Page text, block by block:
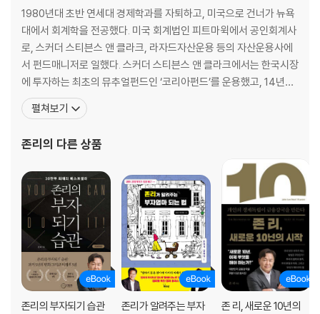
집중하라 | 한국 여성이 변하면 한국 경제가 발전한다 | 정신적인 종속에서
벗어나려면 경제적인 독립을 하라
2장 부자란 무엇인가
경제적 독립은 왜 해야 하는가 | 다르게 생각해야 금융문맹에서 벗어날 수
“이번 생은 글렀어요” | ‘그들만의 리그’가 아니다 | 돈은 죽어서 가져가는
게 아니다?
‘부자’라는 개념
나쁜 부자 vs 좋은 부자 | 좋은 부자가 되는 법을 배우자 | 돈으로부터 자유
로운 사람 = 행복한 부자
‘부자’가 되어야 하는 나만의 이유
1980년대 초반 연세대 경제학과를 자퇴하고, 미국으로 건너가 뉴욕
대에서 회계학을 전공했다. 미국 회계법인 피트마윅에서 공인회계사
로, 스커더 스티븐스 앤 클라크, 라자드자산운용 등의 자산운용사에
서 펀드매니저로 일했다. 스커더 스티븐스 앤 클라크에서는 한국시장
에 투자하는 최초의 뮤추얼펀드인 ‘코리아펀드’를 운용했고, 14년간
연평균 24%의 수익률을 기록했다. 이 펀드의 성공으로 월가의 스타
펀드매니저로 명성을 얻었다. 이 공로를 인정받아 지식경제부 공로
으며, 전 국민 금융문맹 탈출을 위해 독자와의 만남, 강연, 방송
펼쳐보기
존리 의 다른 상품
존리의 부자되기 습관
존리가 알려주는 부자
존 리, 새로운 10년의